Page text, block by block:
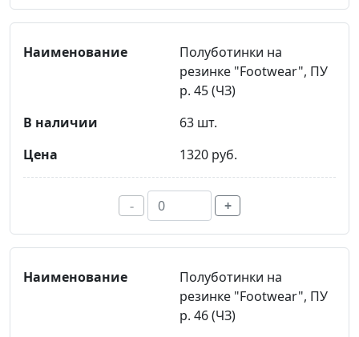
Полуботинки на
резинке "Footwear", ПУ
р. 45 (ЧЗ)
63 шт.
1320 руб.
- +
Полуботинки на
резинке "Footwear", ПУ
р. 46 (ЧЗ)